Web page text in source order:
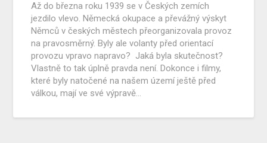
Až do března roku 1939 se v Českých zemích
jezdilo vlevo. Německá okupace a převážný výskyt
Němců v českých městech přeorganizovala provoz
na pravosměrný. Byly ale volanty před orientací
provozu vpravo napravo? Jaká byla skutečnost?
Vlastně to tak úplně pravda není. Dokonce i filmy,
které byly natočené na našem území ještě před
válkou, mají ve své výpravě…